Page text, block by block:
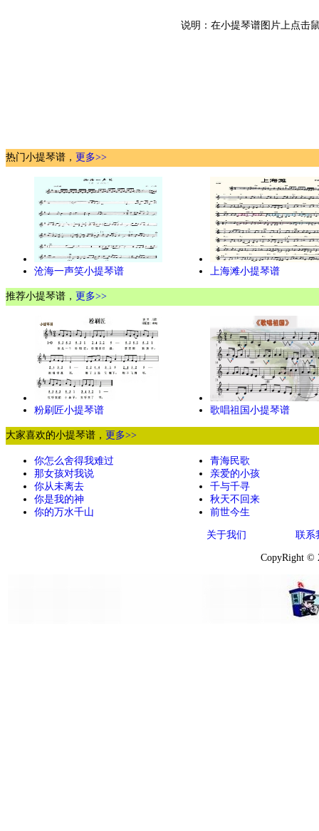
说明：在小提琴谱图片上点击
热门小提琴谱， 更多>>
沧海一声笑小提琴谱 上海滩小提琴谱
推荐小提琴谱， 更多>>
粉刷匠小提琴谱 歌唱祖国小提琴谱
大家喜欢的小提琴谱， 更多>>
你怎么舍得我难过
那女孩对我说
你从未离去
你是我的神
你的万水千山
青海民歌
亲爱的小孩
千与千寻
秋天不回来
前世今生
关于我们 联系
CopyRight ©